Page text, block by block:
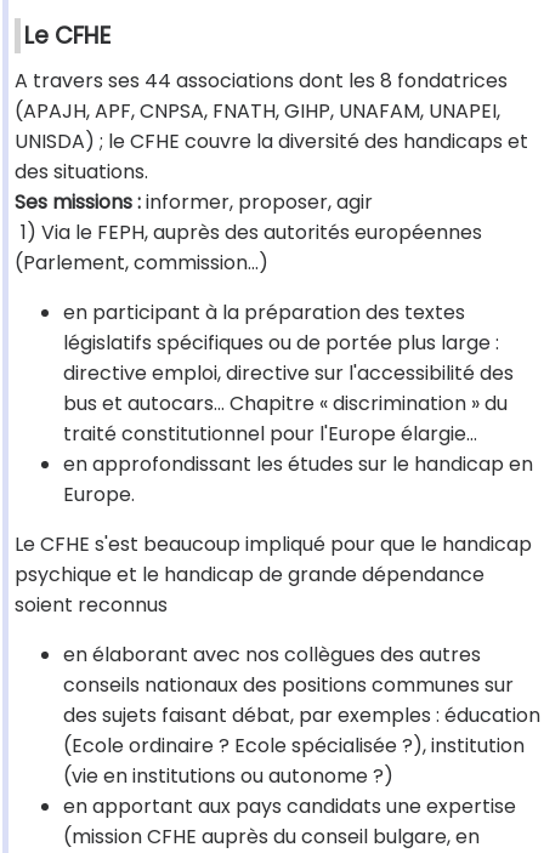
Le CFHE
A travers ses 44 associations dont les 8 fondatrices
(APAJH, APF, CNPSA, FNATH, GIHP, UNAFAM, UNAPEI,
UNISDA) ; le CFHE couvre la diversité des handicaps et
des situations.
Ses missions :informer, proposer, agir
1) Via le FEPH, auprès des autorités européennes
(Parlement, commission…)
en participant à la préparation des textes
législatifs spécifiques ou de portée plus large :
directive emploi, directive sur l'accessibilité des
bus et autocars… Chapitre « discrimination » du
traité constitutionnel pour l'Europe élargie…
en approfondissant les études sur le handicap en
Europe.
Le CFHE s'est beaucoup impliqué pour que le handicap
psychique et le handicap de grande dépendance
soient reconnus
en élaborant avec nos collègues des autres
conseils nationaux des positions communes sur
des sujets faisant débat, par exemples : éducation
(Ecole ordinaire ? Ecole spécialisée ?), institution
(vie en institutions ou autonome ?)
en apportant aux pays candidats une expertise
(mission CFHE auprès du conseil bulgare, en